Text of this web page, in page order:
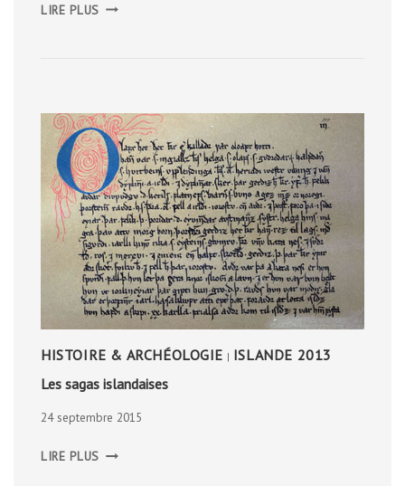
LIRE PLUS DU
HISTOIRE & ARCHÉOLOGIE | ISLANDE 2013
Les sagas islandaises
24 septembre 2015
LIRE PLUS SAGAS